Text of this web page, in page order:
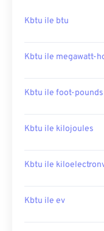
Kbtu ile btu
Kbtu ile megawatt-
Kbtu ile foot-pounds
Kbtu ile kilojoules
Kbtu ile
Kbtu ile ev